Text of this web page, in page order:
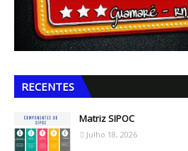
RECENTES
Matriz SIPOC
Julho 18, 2026